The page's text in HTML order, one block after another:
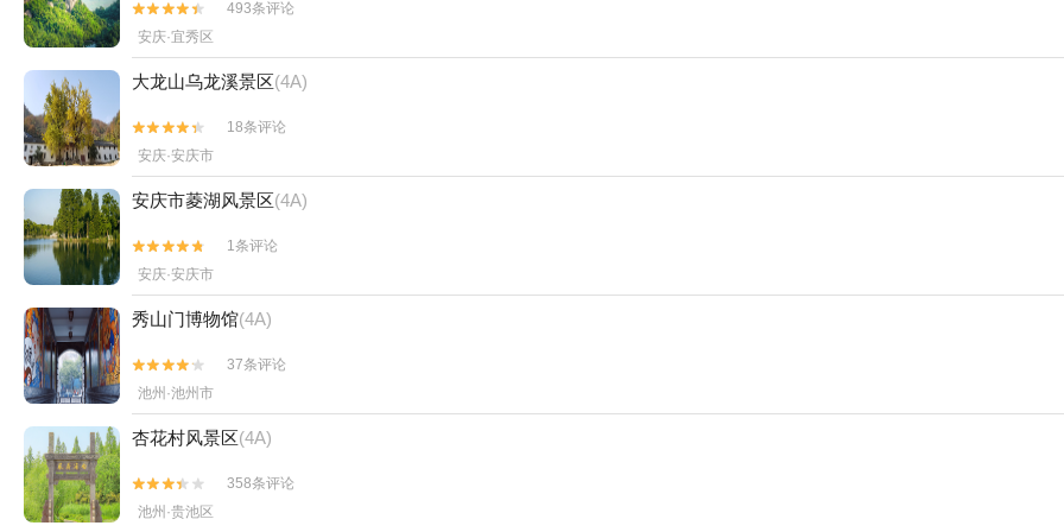


493条评论
安庆·宜秀区
大龙山乌龙溪景区(4A)


18条评论
安庆·安庆市
安庆市菱湖风景区(4A)


1条评论
安庆·安庆市
秀山门博物馆(4A)


37条评论
池州·池州市
杏花村风景区(4A)


358条评论
池州·贵池区